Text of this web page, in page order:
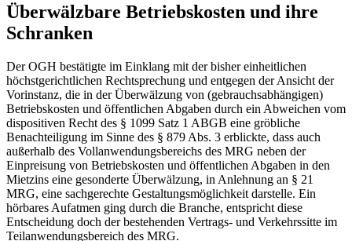
Überwälzbare Betriebskosten und ihre
Schranken
Der OGH bestätigte im Einklang mit der bisher einheitlichen
höchstgerichtlichen Rechtsprechung und entgegen der Ansicht der
Vorinstanz, die in der Überwälzung von (gebrauchsabhängigen)
Betriebskosten und öffentlichen Abgaben durch ein Abweichen vom
dispositiven Recht des § 1099 Satz 1 ABGB eine gröbliche
Benachteiligung im Sinne des § 879 Abs. 3 erblickte, dass auch
außerhalb des Vollanwendungsbereichs des MRG neben der
Einpreisung von Betriebskosten und öffentlichen Abgaben in den
Mietzins eine gesonderte Überwälzung, in Anlehnung an § 21
MRG, eine sachgerechte Gestaltungsmöglichkeit darstelle. Ein
hörbares Aufatmen ging durch die Branche, entspricht diese
Entscheidung doch der bestehenden Vertrags- und Verkehrssitte im
Teilanwendungsbereich des MRG.